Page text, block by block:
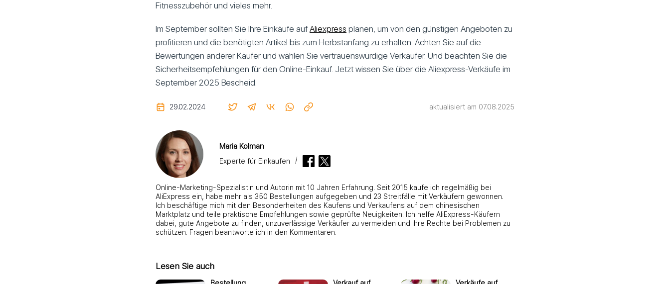
Fitnesszubehör und vieles mehr.
Im September sollten Sie Ihre Einkäufe auf Aliexpress planen, um von den günstigen Angeboten zu
profitieren und die benötigten Artikel bis zum Herbstanfang zu erhalten. Achten Sie auf die
Bewertungen anderer Käufer und wählen Sie vertrauenswürdige Verkäufer. Und beachten Sie die
Sicherheitsempfehlungen für den Online-Einkauf. Jetzt wissen Sie über die Aliexpress-Verkäufe im
September 2025 Bescheid.
29.02.2024 aktualisiert am 07.08.2025
Maria Kolman
Experte für Einkaufen
Online-Marketing-Spezialistin und Autorin mit 10 Jahren Erfahrung. Seit 2015 kaufe ich regelmäßig bei
AliExpress ein, habe mehr als 350 Bestellungen aufgegeben und 23 Streitfälle mit Verkäufern gewonnen.
Ich beschäftige mich mit den Besonderheiten des Kaufens und Verkaufens auf dem chinesischen
Marktplatz und teile praktische Empfehlungen sowie geprüfte Neuigkeiten. Ich helfe AliExpress-Käufern
dabei, gute Angebote zu finden, unzuverlässige Verkäufer zu vermeiden und ihre Rechte bei Problemen zu
schützen. Fragen beantworte ich in den Kommentaren.
Lesen Sie auch